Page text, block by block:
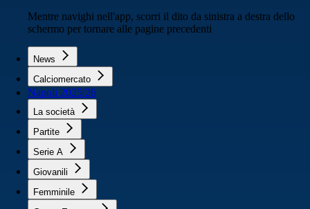
Mentre navighi nell'app, scorri il dito da sinistra a destra dello
schermo per tornare alle pagine precedenti
News
Calciomercato
Napoli 2025/26
La società
Partite
Serie A
Giovanili
Femminile